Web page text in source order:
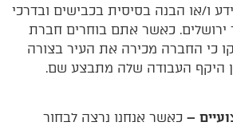
ו/או הבנה בסיסית בכבישים ובדרכי
ירושלים. כאשר אתם בוחרים חברת
כי החברה מכירה את העיר בצורה
היקף העבודה שלה מתבצע שם.
– כאשר אנחנו נרצה לבחור